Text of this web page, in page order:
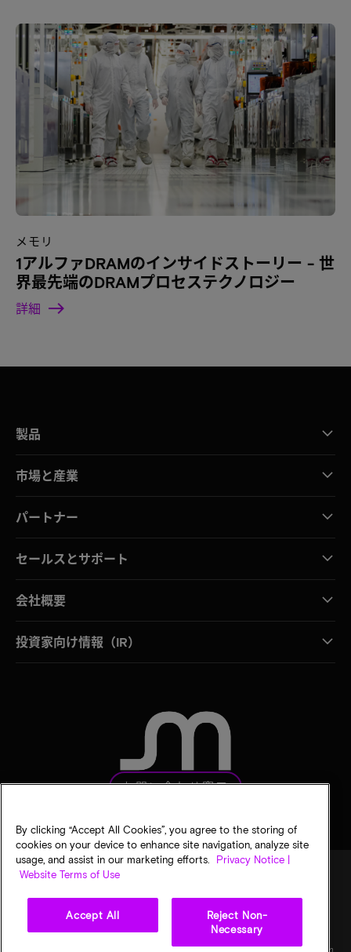
メモリ
1アルファDRAMのインサイドストーリー - 世
界最先端のDRAMプロセステクノロジー
詳細
製品
市場と産業
パートナー
セールスとサポート
会社概要
投資家向け情報（IR）
お問い合わせ窓口
マイクロンのプライバシー通知 販売条件
By clicking “Accept All Cookies”, you agree to the storing of
cookies on your device to enhance site navigation, analyze site
usage, and assist in our marketing efforts.
Privacy Notice |
Website Terms of Use
Accept All
Reject Non-
Necessary